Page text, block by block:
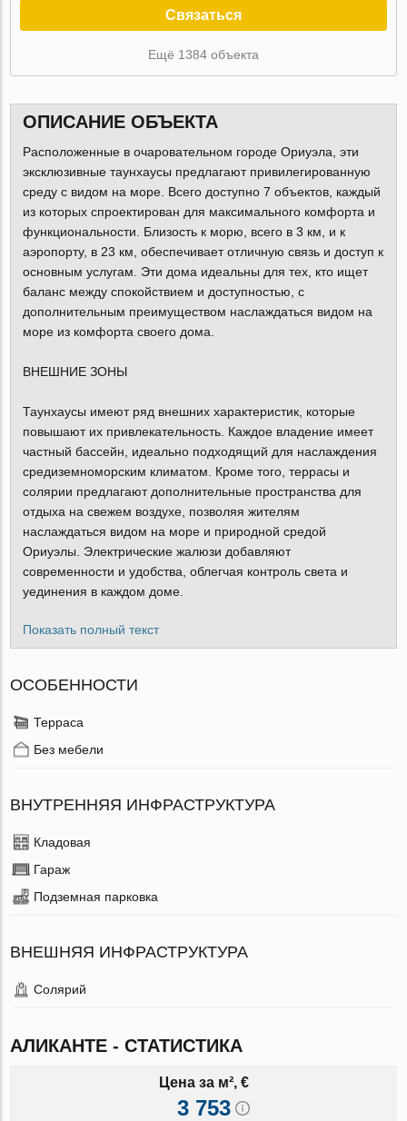
Связаться
Ещё 1384 объекта
ОПИСАНИЕ ОБЪЕКТА
Расположенные в очаровательном городе Ориуэла, эти
эксклюзивные таунхаусы предлагают привилегированную
среду с видом на море. Всего доступно 7 объектов, каждый
из которых спроектирован для максимального комфорта и
функциональности. Близость к морю, всего в 3 км, и к
аэропорту, в 23 км, обеспечивает отличную связь и доступ к
основным услугам. Эти дома идеальны для тех, кто ищет
баланс между спокойствием и доступностью, с
дополнительным преимуществом наслаждаться видом на
море из комфорта своего дома.
ВНЕШНИЕ ЗОНЫ
Таунхаусы имеют ряд внешних характеристик, которые
повышают их привлекательность. Каждое владение имеет
частный бассейн, идеально подходящий для наслаждения
средиземноморским климатом. Кроме того, террасы и
солярии предлагают дополнительные пространства для
отдыха на свежем воздухе, позволяя жителям
наслаждаться видом на море и природной средой
Ориуэлы. Электрические жалюзи добавляют
современности и удобства, облегчая контроль света и
уединения в каждом доме.
Показать полный текст
ОСОБЕННОСТИ
Терраса
Без мебели
ВНУТРЕННЯЯ ИНФРАСТРУКТУРА
Кладовая
Гараж
Подземная парковка
ВНЕШНЯЯ ИНФРАСТРУКТУРА
Солярий
АЛИКАНТЕ - СТАТИСТИКА
Цена за м², €
3 753